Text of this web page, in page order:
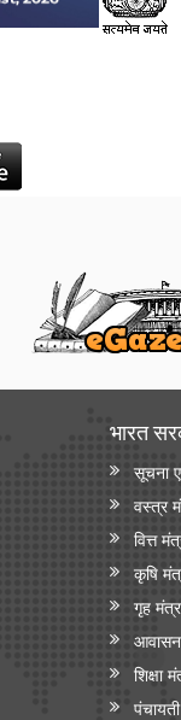
भारत
सूचना
वस्त्र
वित्त
कृषि
गृह
आवासन
शिक्षा